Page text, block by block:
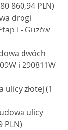
860,94 PLN)
drogi
I - Guzów
dwóch
i 290811W
złotej (1
ulicy
PLN)